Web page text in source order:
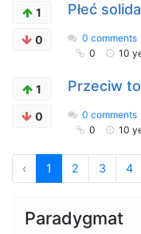
1
0
Płeć
0 comments
0
10
1
0
Przeciw
0 comments
0
10
‹ 1 2 3 4
Paradygmat